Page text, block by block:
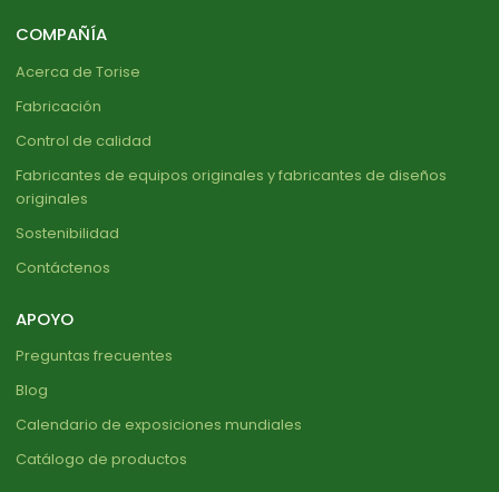
COMPAÑÍA
Acerca de Torise
Fabricación
Control de calidad
Fabricantes de equipos originales y fabricantes de diseños
originales
Sostenibilidad
Contáctenos
APOYO
Preguntas frecuentes
Blog
Calendario de exposiciones mundiales
Catálogo de productos